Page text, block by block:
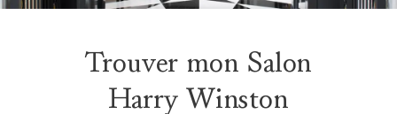
Trouver mon Salon
Harry Winston